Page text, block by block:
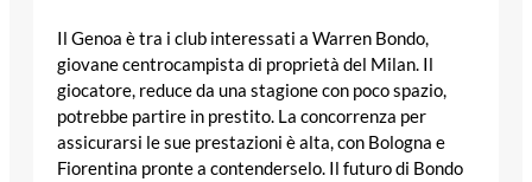
Il Genoa è tra i club interessati a Warren Bondo,
giovane centrocampista di proprietà del Milan. Il
giocatore, reduce da una stagione con poco spazio,
potrebbe partire in prestito. La concorrenza per
assicurarsi le sue prestazioni è alta, con Bologna e
Fiorentina pronte a contenderselo. Il futuro di Bondo